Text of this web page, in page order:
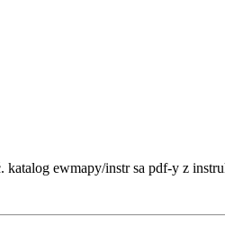
ewmapy/instr sa pdf-y z